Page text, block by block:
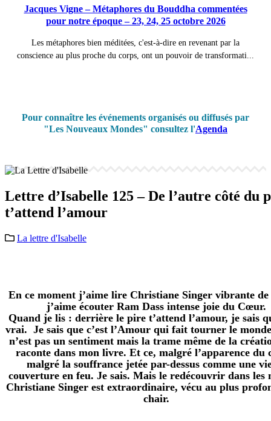
Jacques Vigne – Métaphores du Bouddha commentées
pour notre époque – 23, 24, 25 octobre 2026
Les métaphores bien méditées, c'est-à-dire en revenant par la
conscience au plus proche du corps, ont un pouvoir de transformati...
Pour connaître les événements organisés ou diffusés par
"Les Nouveaux Mondes" consultez l'Agenda
Lettre d’Isabelle 125 – De l’autre côté du
t’attend l’amour
La lettre d'Isabelle
En ce moment j’aime lire Christiane Singer vibrante
j’aime écouter Ram Dass intense joie du Cœur.
Quand je lis : derrière le pire t’attend l’amour, je sais
vrai. Je sais que c’est l’Amour qui fait tourner le
n’est pas un sentiment mais la trame même de la
raconte dans mon livre. Et ce, malgré l’apparence du
malgré la souffrance jetée par-dessus comme une
couverture en feu. Je sais. Mais le redécouvrir dans les
Christiane Singer est extraordinaire, vécu au plus
chair.